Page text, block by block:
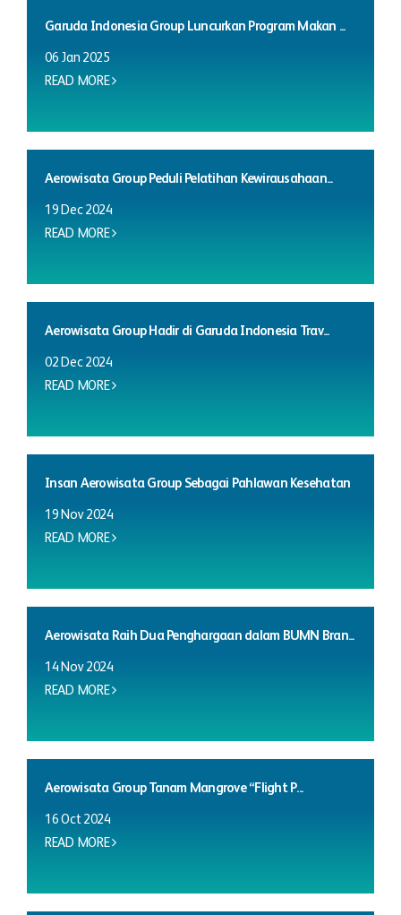
Garuda Indonesia Group Luncurkan Program Makan ...
06 Jan 2025
READ MORE
Aerowisata Group Peduli Pelatihan Kewirausahaan...
19 Dec 2024
READ MORE
Aerowisata Group Hadir di Garuda Indonesia Trav...
02 Dec 2024
READ MORE
Insan Aerowisata Group Sebagai Pahlawan Kesehatan
19 Nov 2024
READ MORE
Aerowisata Raih Dua Penghargaan dalam BUMN Bran...
14 Nov 2024
READ MORE
Aerowisata Group Tanam Mangrove “Flight P...
16 Oct 2024
READ MORE